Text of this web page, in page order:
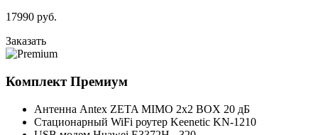
17990 руб.
Заказать
КомплектПремиум
Антенна Antex ZETA MIMO 2x2 BOX 20 дБ
Стационарный WiFi роутер Keenetic KN-1210